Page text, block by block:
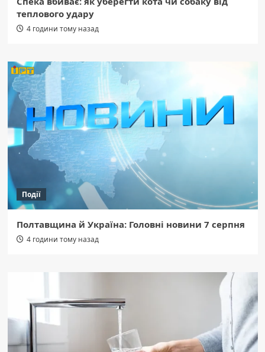
теплового удару
4 години тому назад
Події
Полтавщина й Україна: Головні новини 7 серпня
4 години тому назад